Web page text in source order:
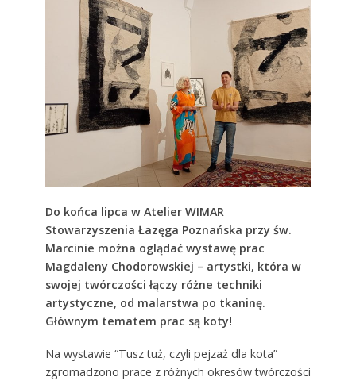
Do końca lipca w Atelier WIMAR
Stowarzyszenia Łazęga Poznańska przy św.
Marcinie można oglądać wystawę prac
Magdaleny Chodorowskiej – artystki, która w
swojej twórczości łączy różne techniki
artystyczne, od malarstwa po tkaninę.
Głównym tematem prac są koty!
Na wystawie “Tusz tuż, czyli pejzaż dla kota”
zgromadzono prace z różnych okresów twórczości